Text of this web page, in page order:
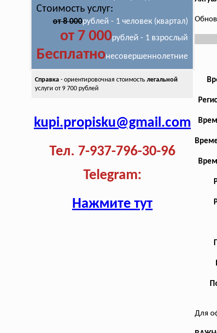
Стоимость услуг:
от 8 000рублей - 1 человек (квартал)
от 7 000рублей - 1 взрослый
Бесплатнонесовершеннолетние
Справка - ориентировочная стоимостьлегальной
услуги от 9 700 рублей
kupi.propisku@gmail.com
Тел. 7-937-796-30-96
Telegram:
Нажмите тут
Для